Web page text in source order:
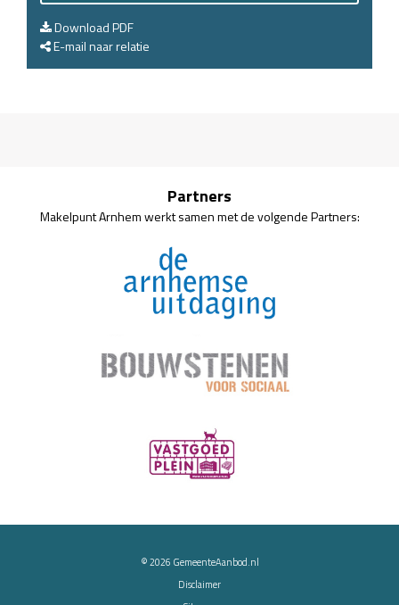
Download PDF
E-mail naar relatie
Partners
Makelpunt Arnhem werkt samen met de volgende Partners:
© 2026 GemeenteAanbod.nl
Disclaimer